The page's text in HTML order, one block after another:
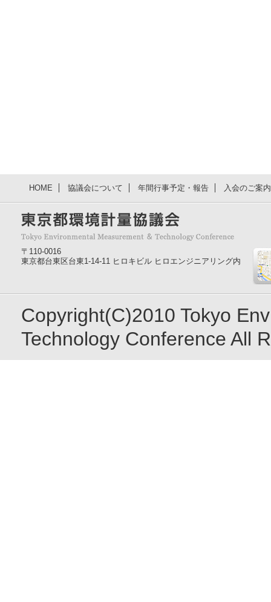
HOME 協議会について 年間行事予定・報告 入会のご案
〒110-0016
東京都台東区台東1-14-11 ヒロキビル ヒロエンジニアリング内
Copyright(C)2010 Tokyo
Technology Conference All